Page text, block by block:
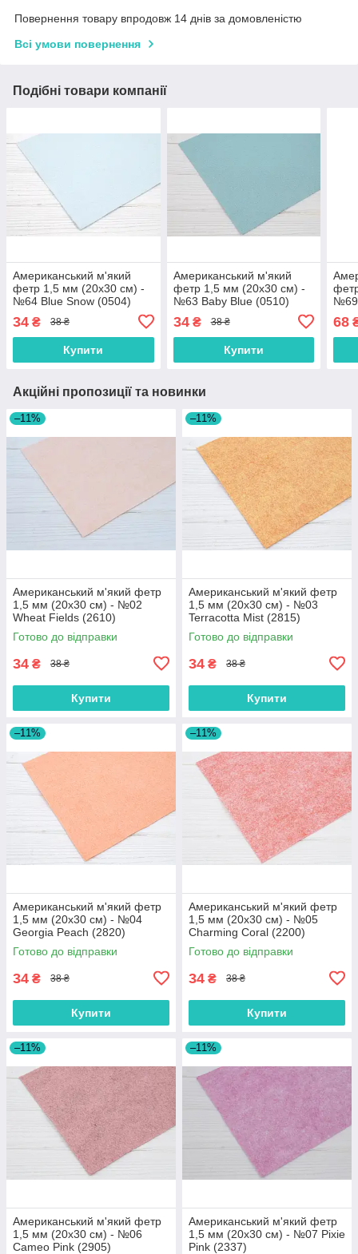
Повернення товару впродовж 14 днів за домовленістю
Всі умови повернення
Подібні товари компанії
Американський м'який
фетр 1,5 мм (20х30 см) -
№64 Blue Snow (0504)
34 ₴ 38 ₴
Купити
Американський м'який
фетр 1,5 мм (20х30 см) -
№63 Baby Blue (0510)
34₴ 38 ₴
Купити
№69
68
Акційні пропозиції та новинки
–11%
Американський м'який фетр
1,5 мм (20х30 см) - №02
Wheat Fields (2610)
Готово до відправки
34 ₴ 38 ₴
Купити
–11%
Американський м'який фетр
1,5 мм (20х30 см) - №03
Terracotta Mist (2815)
Готово до відправки
34 ₴ 38 ₴
Купити
–11%
Американський м'який фетр
1,5 мм (20х30 см) - №04
Georgia Peach (2820)
Готово до відправки
34 ₴ 38 ₴
Купити
–11%
Американський м'який фетр
1,5 мм (20х30 см) - №05
Charming Coral (2200)
Готово до відправки
34 ₴ 38 ₴
Купити
–11%
Американський м'який фетр
1,5 мм (20х30 см) - №06
Cameo Pink (2905)
–11%
Американський м'який фетр
1,5 мм (20х30 см) - №07 Pixie
Pink (2337)